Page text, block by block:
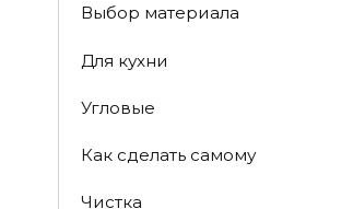
Выбор материала
Для кухни
Угловые
Как сделать самому
Чистка